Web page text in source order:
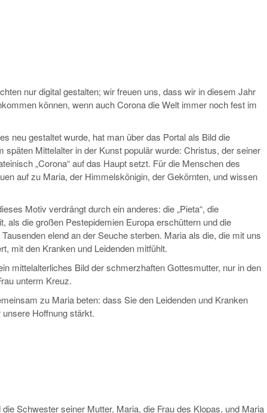
nur digital gestalten; wir freuen uns, dass wir in diesem Jahr
können, wenn auch Corona die Welt immer noch fest im
neu gestaltet wurde, hat man über das Portal als Bild die
Mittelalter in der Kunst populär wurde: Christus, der seiner
„Corona“ auf das Haupt setzt. Für die Menschen des
auf zu Maria, der Himmelskönigin, der Gekörnten, und wissen
Motiv verdrängt durch ein anderes: die „Pieta“, die
als die großen Pestepidemien Europa erschüttern und die
elend an der Seuche sterben. Maria als die, die mit uns
mit den Kranken und Leidenden mitfühlt.
mittelalterliches Bild der schmerzhaften Gottesmutter, nur in den
unterm Kreuz.
zu Maria beten: dass Sie den Leidenden und Kranken
Hoffnung stärkt.
Schwester seiner Mutter, Maria, die Frau des Klopas, und Maria